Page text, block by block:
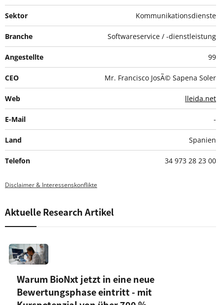
Sektor Kommunikationsdienste
Branche Softwareservice / -dienstleistung
Angestellte 99
CEO Mr. Francisco JosÃ© Sapena Soler
Web lleida.net
E-Mail -
Land Spanien
Telefon 34 973 28 23 00
Disclaimer & Interessenskonflikte
Aktuelle Research Artikel
Warum BioNxt jetzt in eine neue
Bewertungsphase eintritt - mit